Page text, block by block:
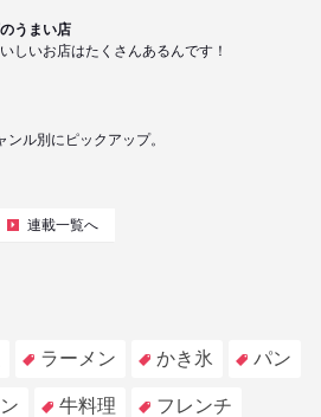
うまい店
しいお店はたくさんあるんです！
ル別にピックアップ。
連載一覧へ
ラーメン かき氷 パン
牛料理 フレンチ